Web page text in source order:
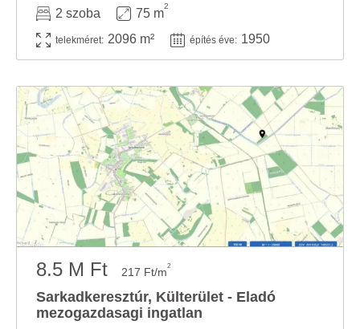
2 szoba 75 m
2
telekméret: 2096 m² építés éve: 1950
8.5 M Ft 217 Ft/m2
Sarkadkeresztúr, Külterület - Eladó
mezogazdasagi ingatlan